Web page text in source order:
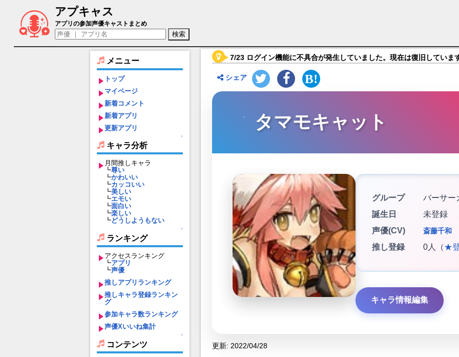
アプキャス
タマモキャット（声優：斎藤千和)【Fate/Grand Order】キャラ紹介
アプリの参加声優キャストまとめ
メニュー
トップ
マイページ
新着コメント
新着アプリ
更新アプリ
↑
キャラ分析
月間推しキャラ
┗尊い
┗かわいい
┗カッコいい
┗美しい
┗エモい
┗面白い
┗楽しい
┗どうしようもない
↑
ランキング
アクセスランキング
┗アプリ
┗声優
推しアプリランキング
推しキャラ登録ランキン
グ
参加キャラ数ランキング
声優Xいいね集計
↑
コンテンツ
7/23 ログイン機能に不具合が発生していました。現在は復旧していま
シェア
タマモキャット
グループ
バーサー
誕生日
未登録
声優(CV)
斎藤千和
推し登録 0人（★
キャラ情報編集
更新: 2022/04/28